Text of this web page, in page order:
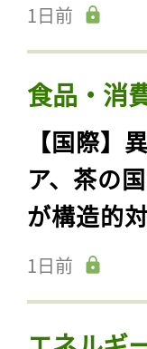
1日前
食品・消
【国際】
ア、茶の
が構造的
1日前